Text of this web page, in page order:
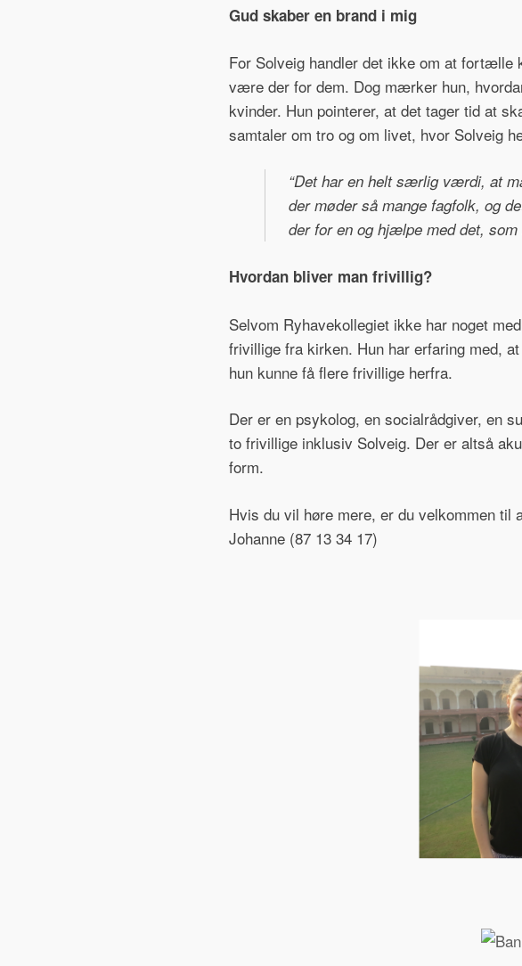
Gud skaber en brand i mig
For Solveig handler det ikke om at
være der for dem. Dog mærker hun,
kvinder. Hun pointerer, at det tager tid at
samtaler om tro og om livet, hvor Solveig
“Det har en helt særlig værdi, at
der møder så mange fagfolk, og
der for en og hjælpe med det,
Hvordan bliver man frivillig?
Selvom Ryhavekollegiet ikke har noget
frivillige fra kirken. Hun har erfaring med,
hun kunne få flere frivillige herfra.
Der er en psykolog, en socialrådgiver, en
to frivillige inklusiv Solveig. Der er altså
form.
Hvis du vil høre mere, er du velkommen til
Johanne (87 13 34 17)